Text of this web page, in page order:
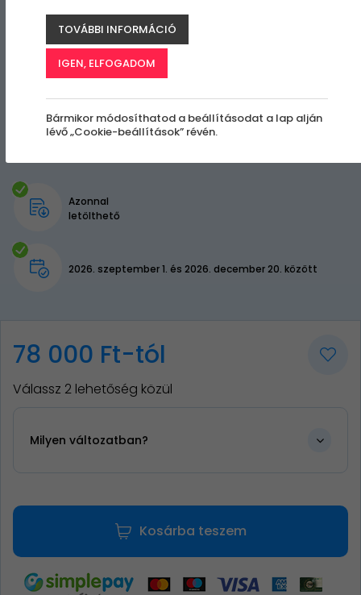
Azonnal
letölthető
2026. szeptember 1. és 2026. december 20. között
78 000 Ft-tól
Válassz 2 lehetőség közül
Milyen változatban?
Kosárba teszem
TOVÁBBI INFORMÁCIÓ
IGEN, ELFOGADOM
Bármikor módosíthatod a beállításodat a lap alján
lévő „Cookie-beállítások” révén.